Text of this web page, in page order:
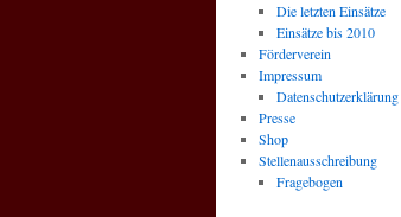
Die letzten Einsätze
Einsätze bis 2010
Förderverein
Impressum
Datenschutzerklärung
Presse
Shop
Stellenausschreibung
Fragebogen